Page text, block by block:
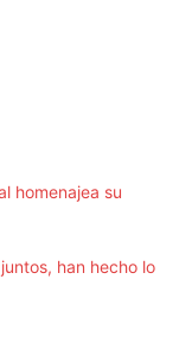
homenajea su
han hecho lo